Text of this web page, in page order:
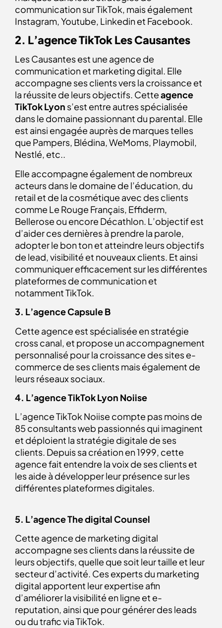
communication sur TikTok, mais également
Instagram, Youtube, Linkedin et Facebook.
2. L’agence TikTok Les Causantes
Les Causantes est une agence de
communication et marketing digital. Elle
accompagne ses clients vers la croissance et
la réussite de leurs objectifs. Cetteagence
TikTok Lyon s’est entre autres spécialisée
dans le domaine passionnant du parental. Elle
est ainsi engagée auprès de marques telles
que Pampers, Blédina, WeMoms, Playmobil,
Nestlé, etc..
Elle accompagne également de nombreux
acteurs dans le domaine de l’éducation, du
retail et de la cosmétique avec des clients
comme Le Rouge Français, Effiderm,
Bellerose ou encore Décathlon. L’objectif est
d’aider ces dernières à prendre la parole,
adopter le bon ton et atteindre leurs objectifs
de lead, visibilité et nouveaux clients. Et ainsi
communiquer efficacement sur les différentes
plateformes de communication et
notamment TikTok.
3. L’agence Capsule B
Cette agence est spécialisée en stratégie
cross canal, et propose un accompagnement
personnalisé pour la croissance des sites e-
commerce de ses clients mais également de
leurs réseaux sociaux.
4. L’agence TikTok Lyon Noiise
L’agence TikTok Noiise compte pas moins de
85 consultants web passionnés qui imaginent
et déploient la stratégie digitale de ses
clients. Depuis sa création en 1999, cette
agence fait entendre la voix de ses clients et
les aide à développer leur présence sur les
différentes plateformes digitales.
5. L’agence The digital Counsel
Cette agence de marketing digital
accompagne ses clients dans la réussite de
leurs objectifs, quelle que soit leur taille et leur
secteur d’activité. Ces experts du marketing
digital apportent leur expertise afin
d’améliorer la visibilité en ligne et e-
reputation, ainsi que pour générer des leads
ou du trafic via TikTok.